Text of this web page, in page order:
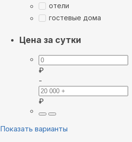
отели
гостевые дома
Цена за сутки
₽
-
₽
Показать варианты